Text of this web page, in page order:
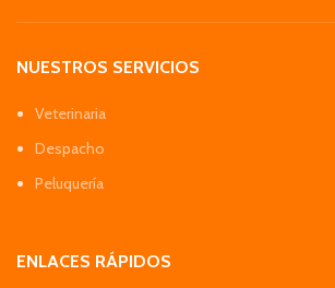
NUESTROS SERVICIOS
Veterinaria
Despacho
Peluquería
ENLACES RÁPIDOS